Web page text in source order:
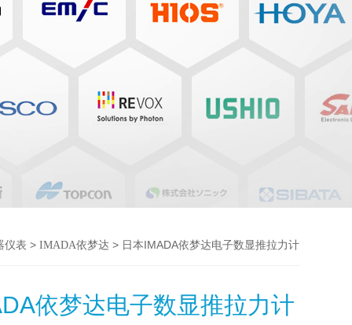
仪表 > IMADA依梦达 > 日本IMADA依梦达电子数显推拉力计
依梦达电子数显推拉力计